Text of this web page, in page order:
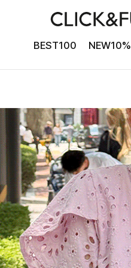
BEST100 NEW10%